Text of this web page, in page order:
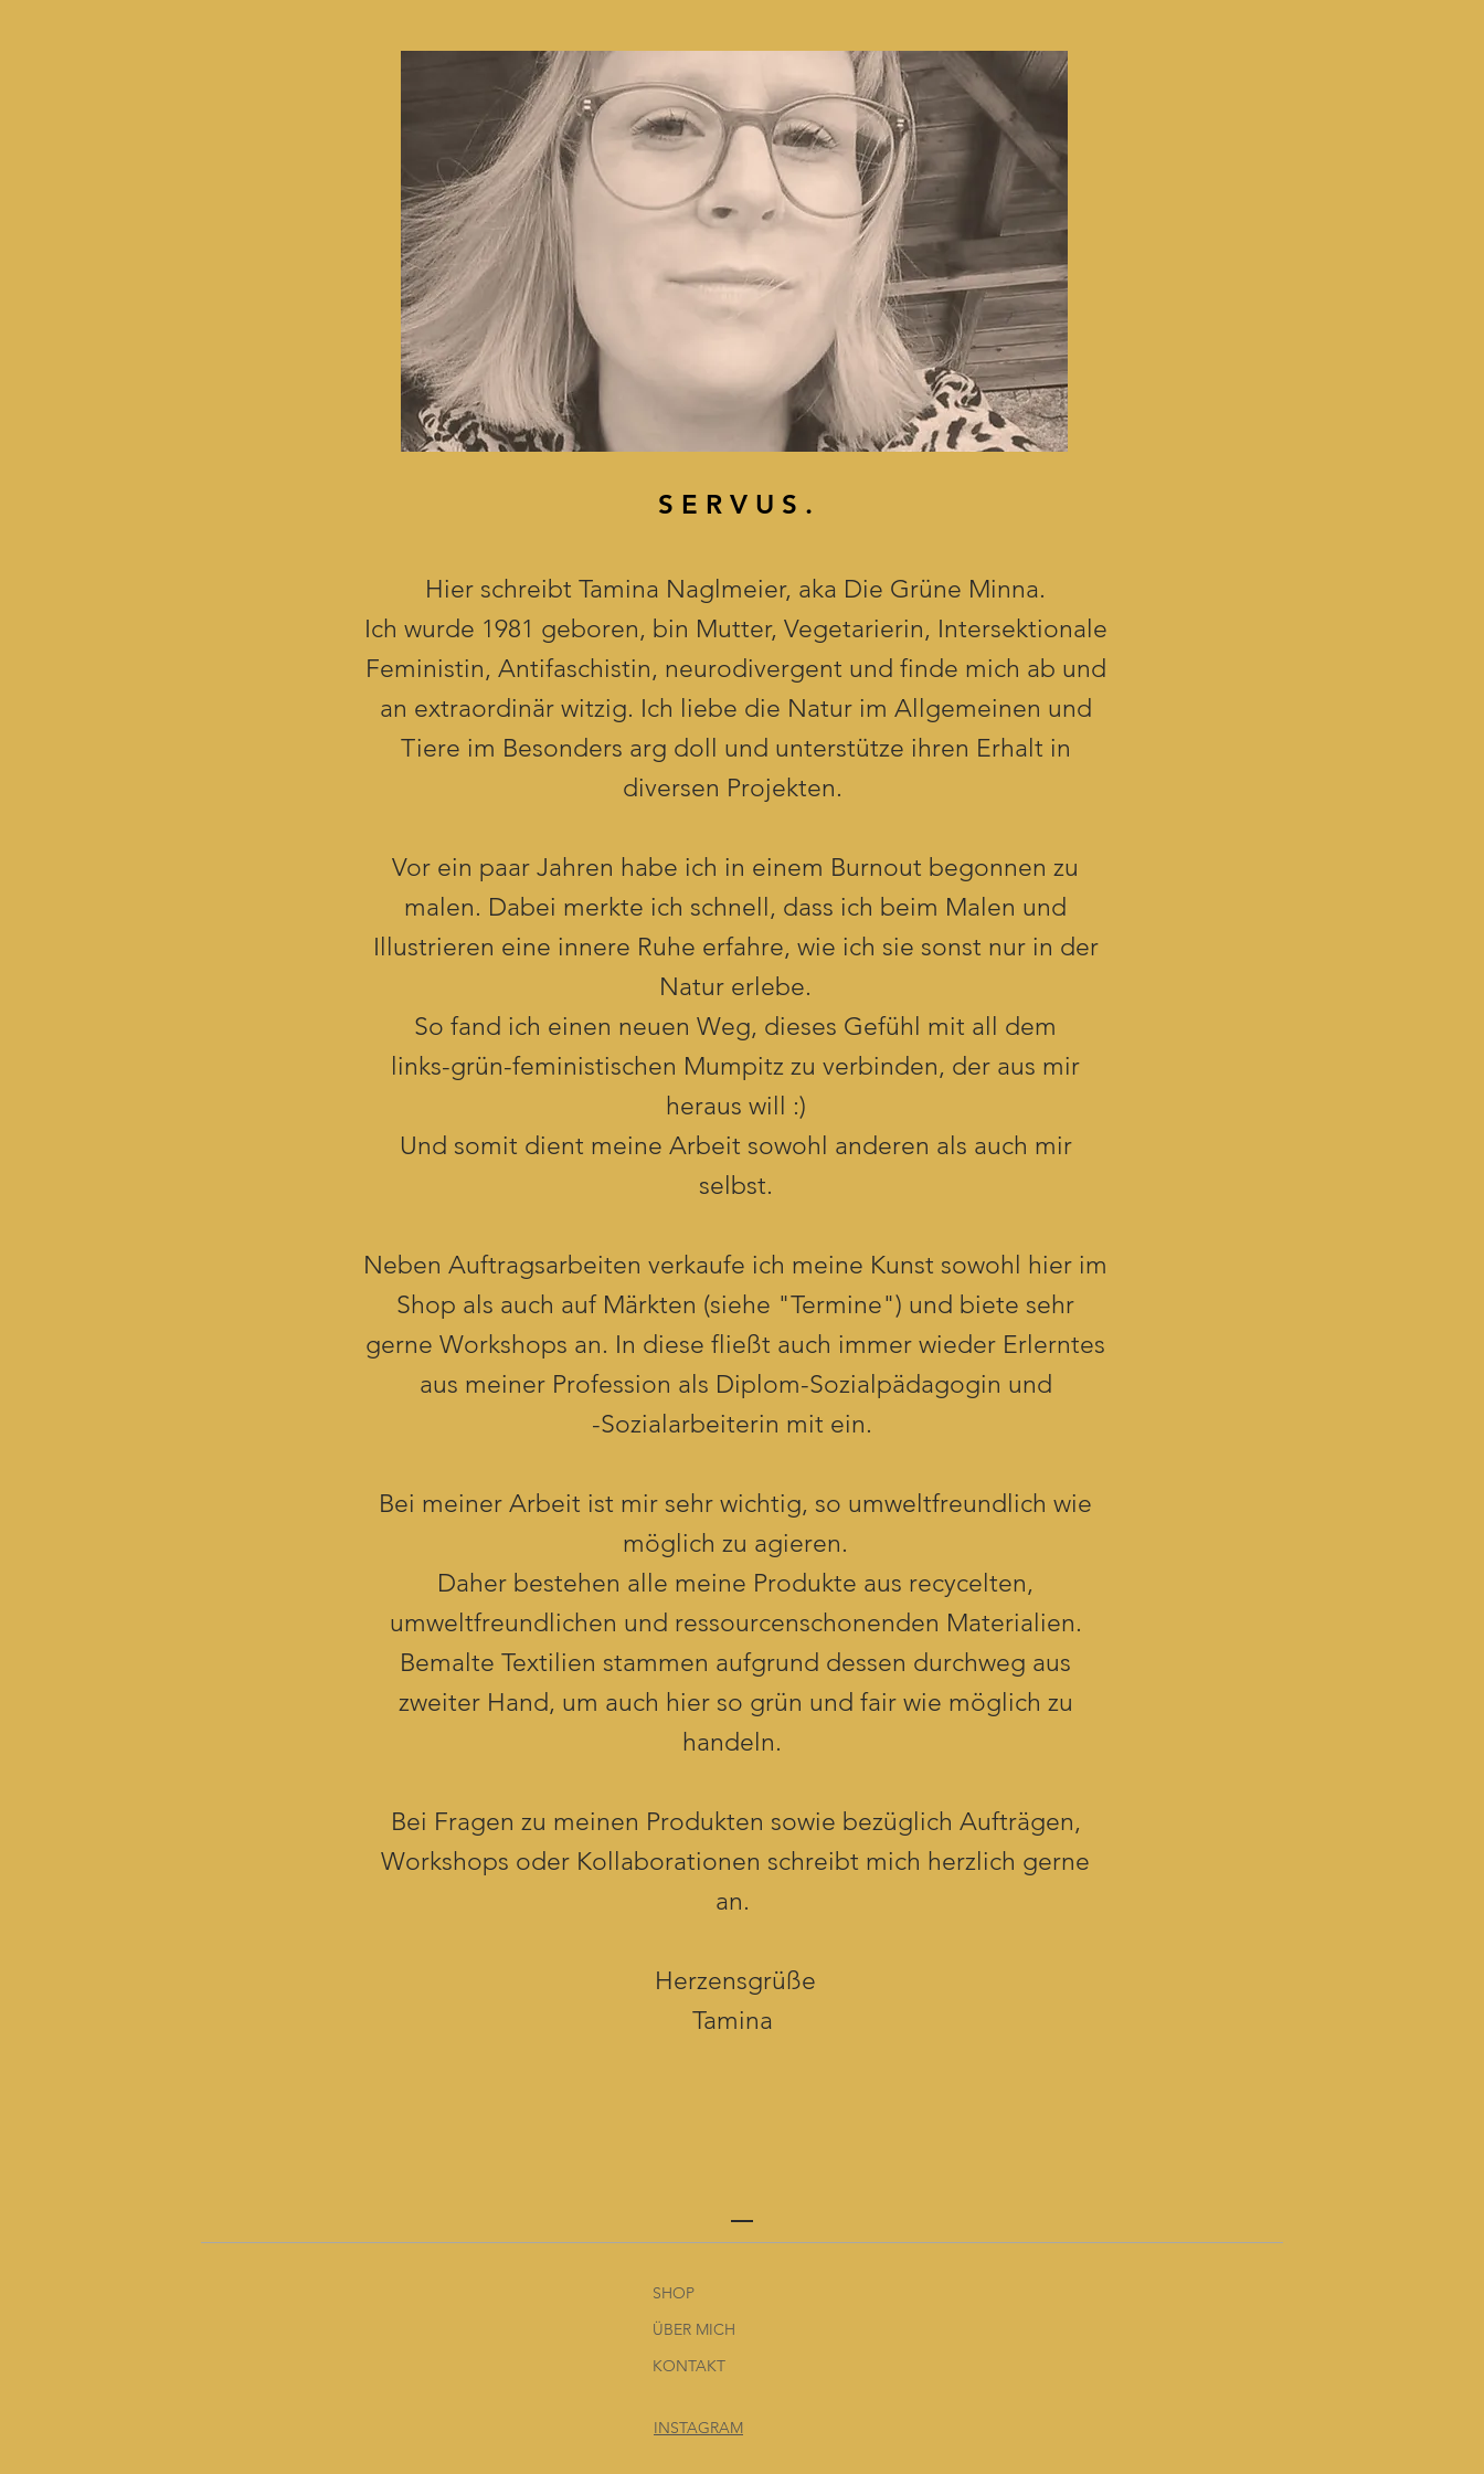
S E R V U S .
Hier schreibt Tamina Naglmeier, aka Die Grüne Minna.
Ich wurde 1981 geboren, bin Mutter, Vegetarierin, Intersektionale
Feministin, Antifaschistin, neurodivergent und finde mich ab und
an extraordinär witzig. Ich liebe die Natur im Allgemeinen und
Tiere im Besonders arg doll und unterstütze ihren Erhalt in
diversen Projekten.
Vor ein paar Jahren habe ich in einem Burnout begonnen zu
malen. Dabei merkte ich schnell, dass ich beim Malen und
Illustrieren eine innere Ruhe erfahre, wie ich sie sonst nur in der
Natur erlebe.
So fand ich einen neuen Weg, dieses Gefühl mit all dem
links-grün-feministischen Mumpitz zu verbinden, der aus mir
heraus will :)
Und somit dient meine Arbeit sowohl anderen als auch mir
selbst.
Neben Auftragsarbeiten verkaufe ich meine Kunst sowohl hier im
Shop als auch auf Märkten (siehe "Termine") und biete sehr
gerne Workshops an. In diese fließt auch immer wieder Erlerntes
aus meiner Profession als Diplom-Sozialpädagogin und
-Sozialarbeiterin mit ein.
Bei meiner Arbeit ist mir sehr wichtig, so umweltfreundlich wie
möglich zu agieren.
Daher bestehen alle meine Produkte aus recycelten,
umweltfreundlichen und ressourcenschonenden Materialien.
Bemalte Textilien stammen aufgrund dessen durchweg aus
zweiter Hand, um auch hier so grün und fair wie möglich zu
handeln.
Bei Fragen zu meinen Produkten sowie bezüglich Aufträgen,
Workshops oder Kollaborationen schreibt mich herzlich gerne
an.
Herzensgrüße
Tamina
SHOP
ÜBER MICH
KONTAKT
INSTAGRAM